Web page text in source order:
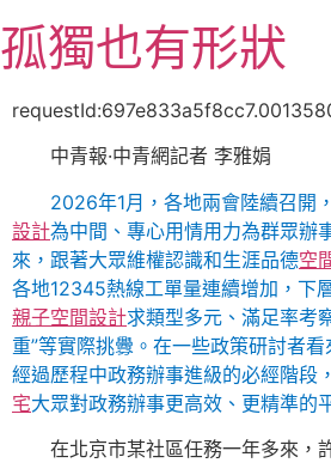
至
主
孤獨也有形狀
中青報·中青網記者 李雅娟
2026年1月，各地兩會陸續召開
設計為中間、專心用情用力為群眾辦
來，跟著大眾維權認識和生涯品德空
各地12345熱線工單量連續增加，下
親子空間設計求類型多元、滿足率考
重”等實際挑釁。在一些政策研討者
經過歷程中政務辦事進級的必經階段
宅大眾對政務辦事更高效、更精準的
在北京市某社區任務一年多來，